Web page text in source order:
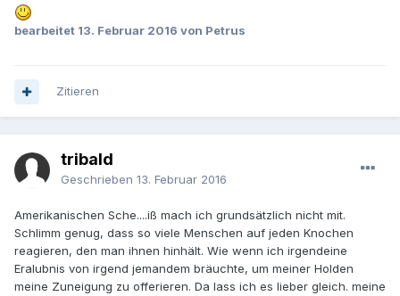
bearbeitet 13. Februar 2016 von Petrus
Zitieren
tribald
Geschrieben 13. Februar 2016
Amerikanischen Sche....iß mach ich grundsätzlich nicht mit.
Schlimm genug, dass so viele Menschen auf jeden Knochen
reagieren, den man ihnen hinhält. Wie wenn ich irgendeine
Eralubnis von irgend jemandem bräuchte, um meiner Holden
meine Zuneigung zu offerieren. Da lass ich es lieber gleich. meine